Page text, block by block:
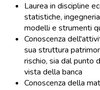
Laurea in discipline
statistiche,
modelli e strumenti
Conoscenza
sua struttura
rischio, sia dal punto
vista della banca
Conoscenza della